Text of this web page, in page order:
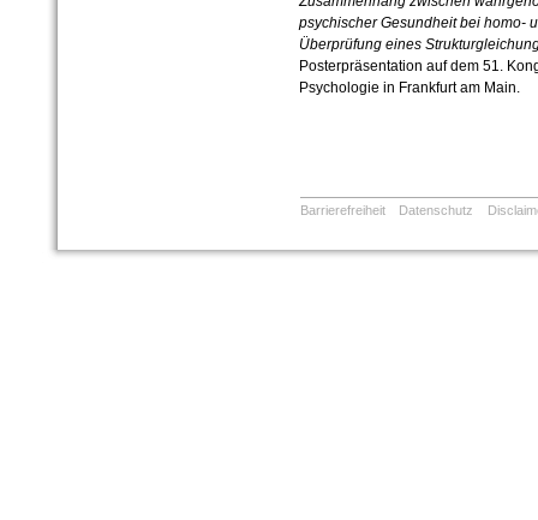
psychischer Gesundheit bei homo-
Überprüfung eines
Posterpräsentation auf dem 51.
Psychologie in Frankfurt am Main.
Barrierefreiheit Datenschutz